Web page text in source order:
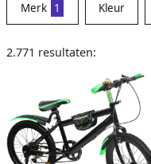
Merk 1 Kleur
2.771 resultaten: